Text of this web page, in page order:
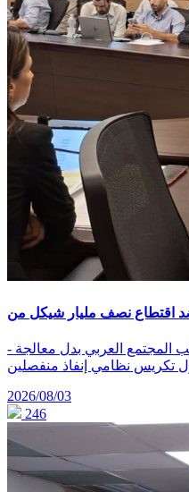
- مركز مساواة: الحكومة تعاقب المجتمع العربي بدل معالجة
تكريس نظامي إنفاذ منفصلين
2026/08/03
246